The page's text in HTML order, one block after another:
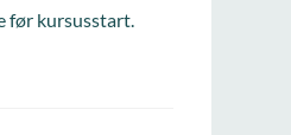
før kursusstart.